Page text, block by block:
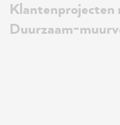
Klantenprojecten
Duurzaam-